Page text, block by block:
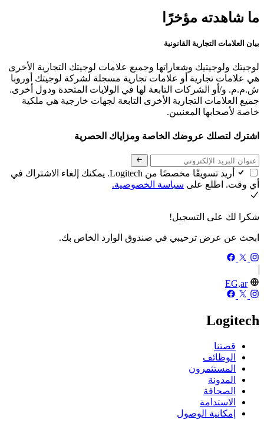
ما شاهدته مؤخرًا
بيان العلامات التجارية القانونية
لوجيتك ولوجيتيك وشعاراتها وجميع علامات لوجيتك التجارية الأخرى
هي علامات تجارية أو علامات تجارية مسجلة لشركة لوجيتك أوروبا
ش.م.م. و/أو الشركات التابعة لها في الولايات المتحدة ودول أخرى.
جميع العلامات التجارية الأخرى التابعة لجهات خارجية هي ملكية
خاصة لأصحابها المعنيين.
اشترك لتصلك عروضك الخاصة ومزاياك الحصرية
أريد تسويقًا مخصصًا من Logitech. يمكنك إلغاء الاشتراك في
أي وقت. اطلع على سياسة الخصوصية.
شكرا لك على التسجيل!
ابحث عن عرض ترحيبي في صندوق الوارد الخاص بك.
EG,ar
Logitech
قصتنا
الوظائف
المستثمرون
المدونة
الصحافة
الاستدامة
إمكانية الوصول